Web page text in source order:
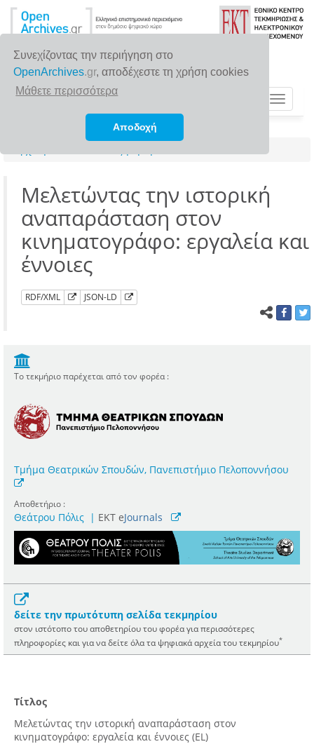
Συνεχίζοντας την περιήγηση στο
OpenArchives.gr, αποδέχεστε τη χρήση cookies
Μάθετε περισσότερα
Αποδοχή
Toggle
Μελετώντας την ιστορική
αναπαράσταση στον
κινηματογράφο: εργαλεία και
έννοιες
RDF/XML JSON-LD
Το τεκμήριο παρέχεται από τον φορέα :
Τμήμα Θεατρικών Σπουδών, Πανεπιστήμιο Πελοποννήσου
Αποθετήριο :
Θεάτρου Πόλις | ΕΚΤ eJournals
δείτε την πρωτότυπη σελίδα τεκμηρίου
στον ιστότοπο του αποθετηρίου του φορέα για περισσότερες
πληροφορίες και για να δείτε όλα τα ψηφιακά αρχεία του τεκμηρίου*
Τίτλος
Μελετώντας την ιστορική αναπαράσταση στον
κινηματογράφο: εργαλεία και έννοιες (EL)